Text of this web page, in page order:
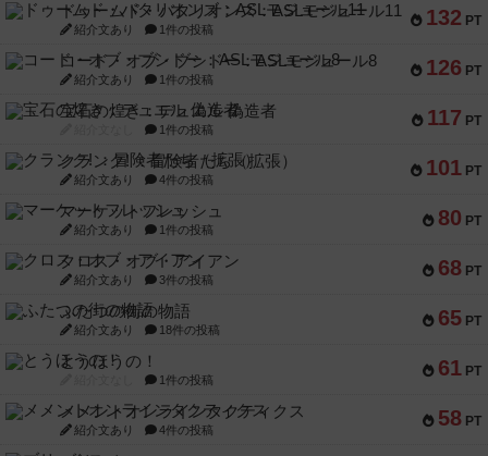
132 PT
ドゥームド・バタリオンズ：ASLモジュール11
紹介文あり 1件の投稿
126 PT
コード・オブ・ブシドー：ASLモジュール8
紹介文あり 1件の投稿
117 PT
宝石の煌き：デュエル 偽造者
1件の投稿
101 PT
クランク! ：冒険者たち（拡張）
紹介文あり 4件の投稿
80 PT
マーケットフレッシュ
紹介文あり 1件の投稿
68 PT
クロス・オブ・アイアン
紹介文あり 3件の投稿
65 PT
ふたつの街の物語
紹介文あり 18件の投稿
61 PT
とうほうの！
1件の投稿
58 PT
メメントオンラインタクティクス
紹介文あり 4件の投稿